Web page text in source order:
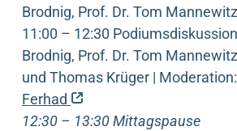
Brodnig, Prof. Dr. Tom
11:00 – 12:30
Brodnig, Prof. Dr. Tom
und Thomas Krüger | Moderation:
Ferhad
12:30 – 13:30 Mittagspause